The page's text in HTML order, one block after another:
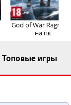
God of War
на пк
Топовые игры